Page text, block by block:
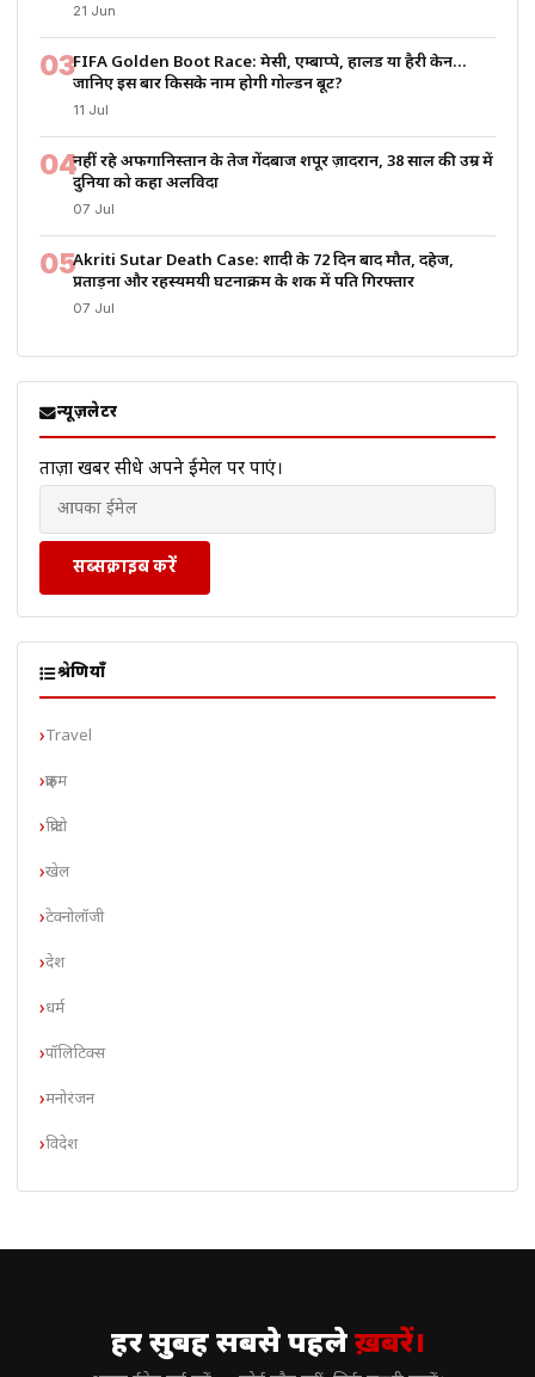
21 Jun
03FIFA Golden Boot Race: मेसी, एम्बाप्पे, हालैंड या हैरी केन…
जानिए इस बार किसके नाम होगी गोल्डन बूट?
11 Jul
04नहीं रहे अफगानिस्तान के तेज गेंदबाज शपूर ज़ादरान, 38 साल की उम्र में
दुनिया को कहा अलविदा
07 Jul
05Akriti Sutar Death Case: शादी के 72 दिन बाद मौत, दहेज,
प्रताड़ना और रहस्यमयी घटनाक्रम के शक में पति गिरफ्तार
07 Jul
न्यूज़लेटर
ताज़ा खबरें सीधे अपने ईमेल पर पाएं।
सब्सक्राइब करें
श्रेणियाँ
Travel
क्राइम
क्रिप्टो
खेल
टेक्नोलॉजी
देश
धर्म
पॉलिटिक्स
मनोरंजन
विदेश
हर सुबह सबसे पहलेख़बरें।